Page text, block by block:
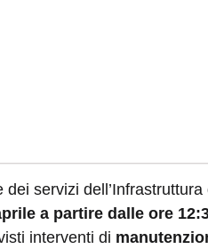
dei servizi
a partire dalle ore
interventi di